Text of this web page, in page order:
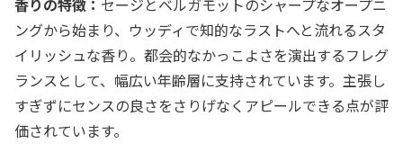
香りの特徴： セージとベルガモットのシャープなオープニ
ングから始まり、ウッディで知的なラストへと流れるスタ
イリッシュな香り。都会的なかっこよさを演出するフレグ
ランスとして、幅広い年齢層に支持されています。主張し
すぎずにセンスの良さをさりげなくアピールできる点が評
価されています。